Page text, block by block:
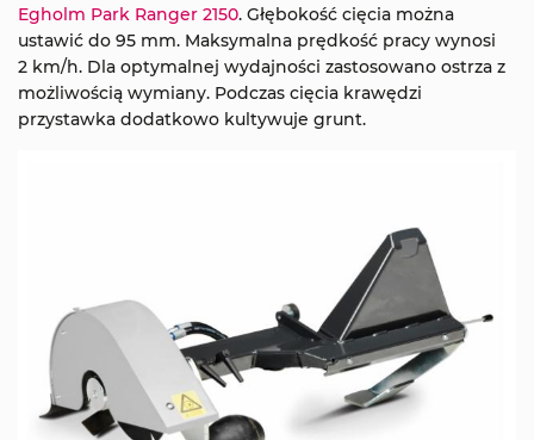
Egholm Park Ranger 2150. Głębokość cięcia można
ustawić do 95 mm. Maksymalna prędkość pracy wynosi
2 km/h. Dla optymalnej wydajności zastosowano ostrza z
możliwością wymiany. Podczas cięcia krawędzi
przystawka dodatkowo kultywuje grunt.